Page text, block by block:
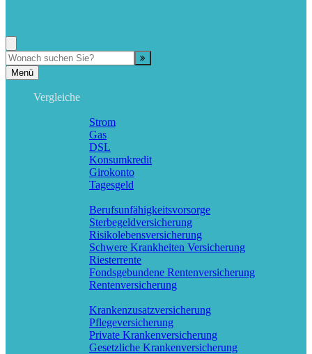
Menü
Vergleiche
Strom
Gas
DSL
Konsumkredit
Girokonto
Tagesgeld
Berufs­unfähigkeitsvorsorge
Sterbegeldversicherung
Risikolebensversicherung
Schwere Krankheiten Versicherung
Riesterrente
Fondsgebundene Rentenversicherung
Rentenversicherung
Krankenzusatzversicherung
Pflegeversicherung
Private Krankenversicherung
Gesetzliche Krankenversicherung